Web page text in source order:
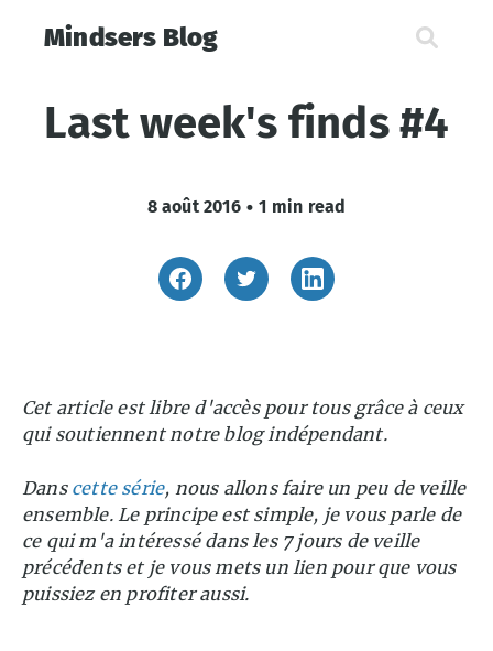
Mindsers Blog
Last week's finds #4
8 août 2016 • 1 min read
Cet article est libre d'accès pour tous grâce à ceux
qui soutiennent notre blog indépendant.
Dans cette série, nous allons faire un peu de veille
ensemble. Le principe est simple, je vous parle de
ce qui m'a intéressé dans les 7 jours de veille
précédents et je vous mets un lien pour que vous
puissiez en profiter aussi.